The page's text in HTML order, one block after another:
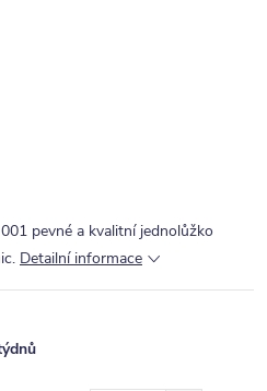
pevné a kvalitní jednolůžko
Detailní informace